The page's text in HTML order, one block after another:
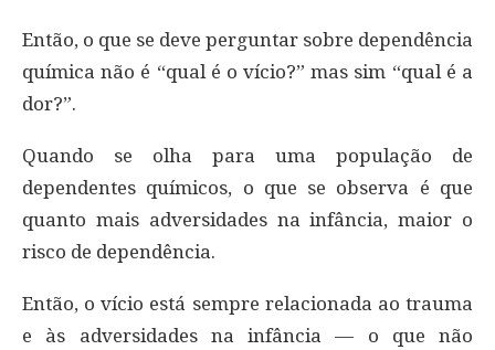
Então, o que se deve perguntar sobre dependência
química não é “qual é o vício?” mas sim “qual é a
dor?”.
Quando se olha para uma população de
dependentes químicos, o que se observa é que
quanto mais adversidades na infância, maior o
risco de dependência.
Então, o vício está sempre relacionada ao trauma
e às adversidades na infância — o que não